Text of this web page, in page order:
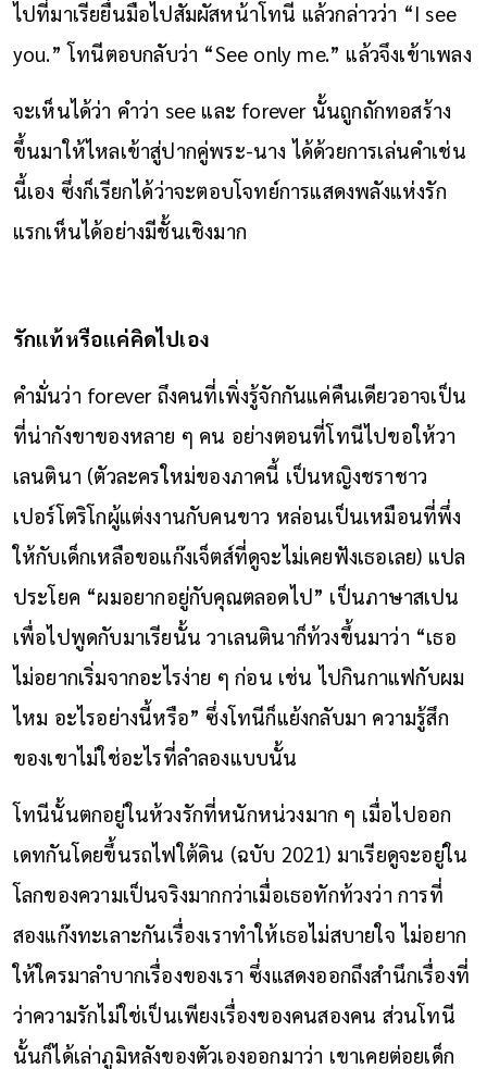
ไปที่มาเรียยื่นมือไปสัมผัสหน้าโทนี แล้วกล่าวว่า “I see
you.” โทนีตอบกลับว่า “See only me.” แล้วจึงเข้าเพลง
จะเห็นได้ว่า คำว่า see และ forever นั้นถูกถักทอสร้าง
ขึ้นมาให้ไหลเข้าสู่ปากคู่พระ-นาง ได้ด้วยการเล่นคำเช่น
นี้เอง ซึ่งก็เรียกได้ว่าจะตอบโจทย์การแสดงพลังแห่งรัก
แรกเห็นได้อย่างมีชั้นเชิงมาก
รักแท้หรือแค่คิดไปเอง
คำมั่นว่า forever ถึงคนที่เพิ่งรู้จักกันแค่คืนเดียวอาจเป็น
ที่น่ากังขาของหลาย ๆ คน อย่างตอนที่โทนีไปขอให้วา
เลนตินา (ตัวละครใหม่ของภาคนี้ เป็นหญิงชราชาว
เปอร์โตริโกผู้แต่งงานกับคนขาว หล่อนเป็นเหมือนที่พึ่ง
ให้กับเด็กเหลือขอแก๊งเจ็ตส์ที่ดูจะไม่เคยฟังเธอเลย) แปล
ประโยค “ผมอยากอยู่กับคุณตลอดไป” เป็นภาษาสเปน
เพื่อไปพูดกับมาเรียนั้น วาเลนตินาก็ท้วงขึ้นมาว่า “เธอ
ไม่อยากเริ่มจากอะไรง่าย ๆ ก่อน เช่น ไปกินกาแฟกับผม
ไหม อะไรอย่างนี้หรือ” ซึ่งโทนีก็แย้งกลับมา ความรู้สึก
ของเขาไม่ใช่อะไรที่ลำลองแบบนั้น
โทนีนั้นตกอยู่ในห้วงรักที่หนักหน่วงมาก ๆ เมื่อไปออก
เดทกันโดยขึ้นรถไฟใต้ดิน (ฉบับ 2021) มาเรียดูจะอยู่ใน
โลกของความเป็นจริงมากกว่าเมื่อเธอทักท้วงว่า การที่
สองแก๊งทะเลาะกันเรื่องเราทำให้เธอไม่สบายใจ ไม่อยาก
ให้ใครมาลำบากเรื่องของเรา ซึ่งแสดงออกถึงสำนึกเรื่องที่
ว่าความรักไม่ใช่เป็นเพียงเรื่องของคนสองคน ส่วนโทนี
นั้นก็ได้เล่าภูมิหลังของตัวเองออกมาว่า เขาเคยต่อยเด็ก